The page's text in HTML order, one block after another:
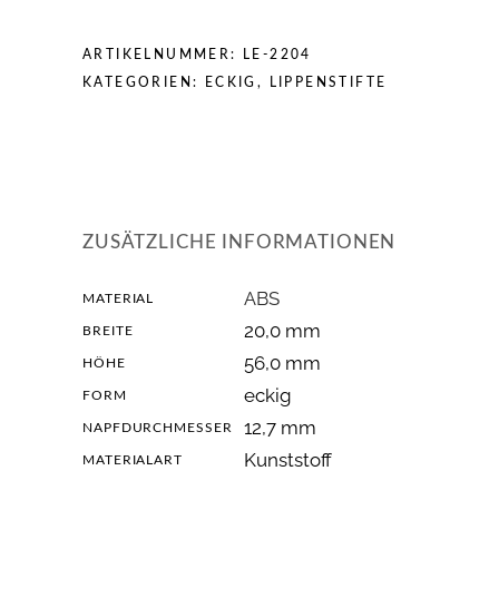
ARTIKELNUMMER: LE-2204
KATEGORIEN: ECKIG , LIPPENSTIFTE
ZUSÄTZLICHE INFORMATIONEN
MATERIAL ABS
BREITE 20,0 mm
HÖHE 56,0 mm
FORM eckig
NAPFDURCHMESSER 12,7 mm
MATERIALART Kunststoff